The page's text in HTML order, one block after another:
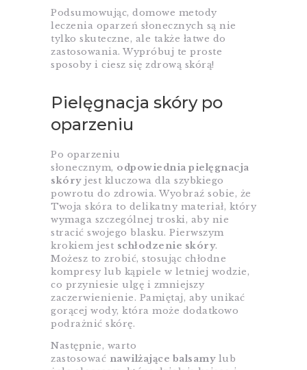
Podsumowując, domowe metody
leczenia oparzeń słonecznych są nie
tylko skuteczne, ale także łatwe do
zastosowania. Wypróbuj te proste
sposoby i ciesz się zdrową skórą!
Pielęgnacja skóry po
oparzeniu
Po oparzeniu
słonecznym, odpowiednia pielęgnacja
skóryjest kluczowa dla szybkiego
powrotu do zdrowia. Wyobraź sobie, że
Twoja skóra to delikatny materiał, który
wymaga szczególnej troski, aby nie
stracić swojego blasku. Pierwszym
krokiem jest schłodzenie skóry.
Możesz to zrobić, stosując chłodne
kompresy lub kąpiele w letniej wodzie,
co przyniesie ulgę i zmniejszy
zaczerwienienie. Pamiętaj, aby unikać
gorącej wody, która może dodatkowo
podrażnić skórę.
Następnie, warto
zastosować nawilżające balsamylub